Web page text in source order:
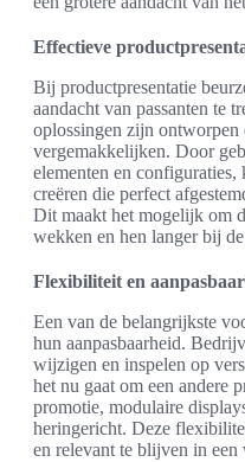
Effectieve
Bij productpresentatie
aandacht van passanten te
oplossingen zijn ontworpen
vergemakkelijken. Door
elementen en
creëren die perfect
Dit maakt het mogelijk om
wekken en hen langer bij
Flexibiliteit en
Een van de belangrijkste
hun aanpasbaarheid.
wijzigen en inspelen op
het nu gaat om een andere
promotie, modulaire
heringericht. Deze
en relevant te blijven in een